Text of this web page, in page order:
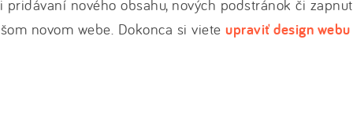
pridávaní nového obsahu, nových podstránok či
novom webe. Dokonca si vieteupraviť design